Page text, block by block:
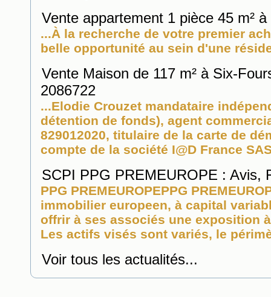
Vente appartement 1 pièce 45 m²
...À la recherche de votre premier
belle opportunité au sein d'une
Vente Maison de 117 m² à Six-
2086722
...Elodie Crouzet mandataire
détention de fonds), agent
829012020, titulaire de la carte de
compte de la société I@D France
SCPI PPG PREMEUROPE : Avis,
PPG PREMEUROPEPPG
immobiliereuropeen, à capital
offrir à ses associés une exposition
Les actifs visés sont variés, le
Voir tous les actualités...